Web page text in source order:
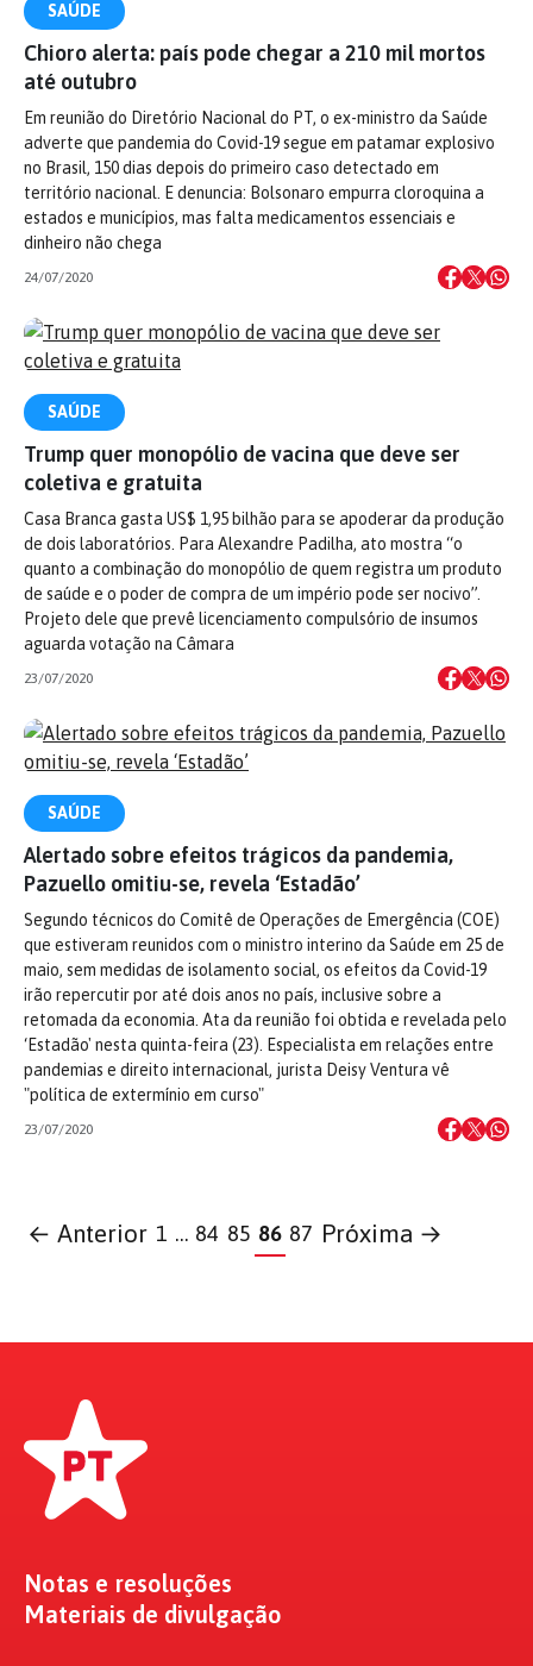
SAÚDE
Chioro alerta: país pode chegar a 210 mil mortos
até outubro
Em reunião do Diretório Nacional do PT, o ex-ministro da Saúde
adverte que pandemia do Covid-19 segue em patamar explosivo
no Brasil, 150 dias depois do primeiro caso detectado em
território nacional. E denuncia: Bolsonaro empurra cloroquina a
estados e municípios, mas falta medicamentos essenciais e
dinheiro não chega
24/07/2020
SAÚDE
Trump quer monopólio de vacina que deve ser
coletiva e gratuita
Casa Branca gasta US$ 1,95 bilhão para se apoderar da produção
de dois laboratórios. Para Alexandre Padilha, ato mostra “o
quanto a combinação do monopólio de quem registra um produto
de saúde e o poder de compra de um império pode ser nocivo”.
Projeto dele que prevê licenciamento compulsório de insumos
aguarda votação na Câmara
23/07/2020
SAÚDE
Alertado sobre efeitos trágicos da pandemia,
Pazuello omitiu-se, revela ‘Estadão’
Segundo técnicos do Comitê de Operações de Emergência (COE)
que estiveram reunidos com o ministro interino da Saúde em 25 de
maio, sem medidas de isolamento social, os efeitos da Covid-19
irão repercutir por até dois anos no país, inclusive sobre a
retomada da economia. Ata da reunião foi obtida e revelada pelo
‘Estadão' nesta quinta-feira (23). Especialista em relações entre
pandemias e direito internacional, jurista Deisy Ventura vê
"política de extermínio em curso"
23/07/2020
← Anterior 1 … 84 85 86 87 Próxima →
Notas e resoluções
Materiais de divulgação